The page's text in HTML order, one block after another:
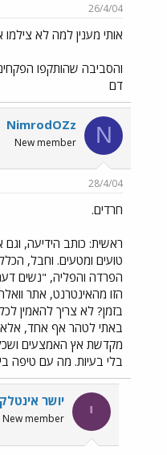
26/4/04
אותי מענין למה לא
והסביבה שהותקפו
דם
N
NimrodOZz
New member
28/4/04
חרדים.
ראשית: כותב הידיעה,
טועים ומטעים. וחבל,
הפרדה והפליה, "נשים
הזו מהאינטרנט, אתר
בזמן? לא צריך להאמין
באתי לטהר אף אחד,
מקדשת אץ האמצעים ושכל
בלי בעיות. מה עם טיפה
י יושר
New member